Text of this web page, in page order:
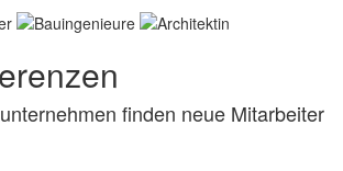
finden neue Mitarbeiter